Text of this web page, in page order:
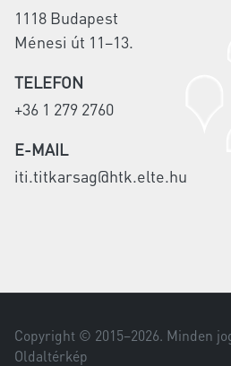
1118 Budapest
Ménesi út 11–13.
TELEFON
+36 1 279 2760
E-MAIL
iti.titkarsag@htk.elte.hu
Copyright © 2015–2026. Minden
Oldaltérkép